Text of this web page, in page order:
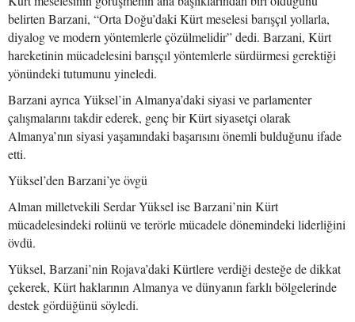
belirten Barzani, “Orta Doğu’daki Kürt meselesi barışçıl yollarla,
diyalog ve modern yöntemlerle çözülmelidir” dedi. Barzani, Kürt
hareketinin mücadelesini barışçıl yöntemlerle sürdürmesi gerektiği
yönündeki tutumunu yineledi.
Barzani ayrıca Yüksel’in Almanya’daki siyasi ve parlamenter
çalışmalarını takdir ederek, genç bir Kürt siyasetçi olarak
Almanya’nın siyasi yaşamındaki başarısını önemli bulduğunu ifade
etti.
Yüksel’den Barzani’ye övgü
Alman milletvekili Serdar Yüksel ise Barzani’nin Kürt
mücadelesindeki rolünü ve terörle mücadele dönemindeki liderliğini
övdü.
Yüksel, Barzani’nin Rojava’daki Kürtlere verdiği desteğe de dikkat
çekerek, Kürt haklarının Almanya ve dünyanın farklı bölgelerinde
destek gördüğünü söyledi.